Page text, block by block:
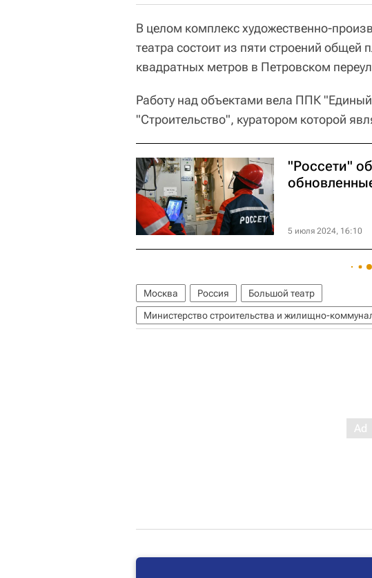
В целом комплекс художественно-
театра состоит из пяти строений
квадратных метров в Петровском
Работу над объектами вела ППК
"Строительство", куратором которой
"Россети"
5 июля 2024, 16:10
Москва Россия
Большой театр
Министерство строительства и жилищно-